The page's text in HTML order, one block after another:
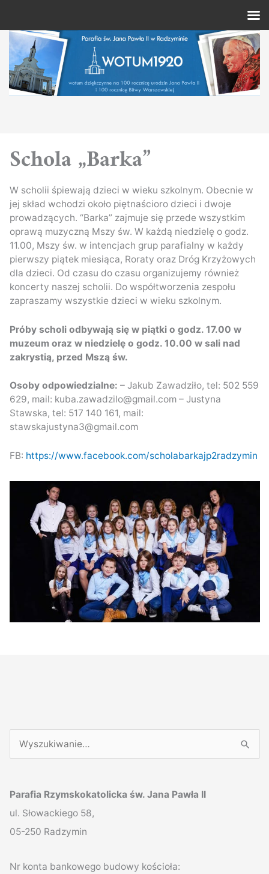
Schola „Barka”
W scholii śpiewają dzieci w wieku szkolnym. Obecnie w
jej skład wchodzi około piętnaścioro dzieci i dwoje
prowadzących. “Barka” zajmuje się przede wszystkim
oprawą muzyczną Mszy św. W każdą niedzielę o godz.
11.00, Mszy św. w intencjach grup parafialny w każdy
pierwszy piątek miesiąca, Roraty oraz Dróg Krzyżowych
dla dzieci. Od czasu do czasu organizujemy również
koncerty naszej scholii. Do współtworzenia zespołu
zapraszamy wszystkie dzieci w wieku szkolnym.
Próby scholi odbywają się w piątki o godz. 17.00 w
muzeum oraz w niedzielę o godz. 10.00 w sali nad
zakrystią, przed Mszą św.
Osoby odpowiedzialne: – Jakub Zawadziło, tel: 502 559
629, mail: kuba.zawadzilo@gmail.com – Justyna
Stawska, tel: 517 140 161, mail:
stawskajustyna3@gmail.com
FB: https://www.facebook.com/scholabarkajp2radzymin
Parafia Rzymskokatolicka św. Jana Pawła II
ul. Słowackiego 58,
05-250 Radzymin
Nr konta bankowego budowy kościoła: